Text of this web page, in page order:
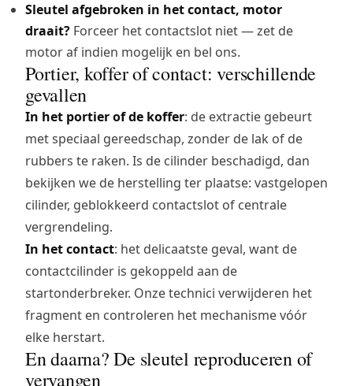
Sleutel afgebroken in het contact, motor
draait? Forceer het contactslot niet — zet de
motor af indien mogelijk en bel ons.
Portier, koffer of contact: verschillende
gevallen
In het portier of de koffer: de extractie gebeurt
met speciaal gereedschap, zonder de lak of de
rubbers te raken. Is de cilinder beschadigd, dan
bekijken we de herstelling ter plaatse: vastgelopen
cilinder, geblokkeerd contactslot of centrale
vergrendeling.
In het contact: het delicaatste geval, want de
contactcilinder is gekoppeld aan de
startonderbreker. Onze technici verwijderen het
fragment en controleren het mechanisme vóór
elke herstart.
En daarna? De sleutel reproduceren of
vervangen